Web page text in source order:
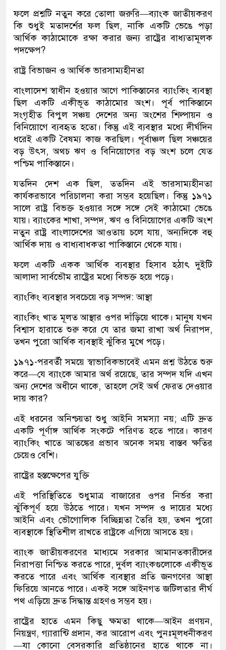
ফলে প্রশ্নটি নতুন করে তোলা জরুরি—ব্যাংক জাতীয়করণ
কি শুধুই মতাদর্শের ফল ছিল, নাকি একটি ভেঙে পড়া
আর্থিক কাঠামোকে রক্ষা করার জন্য রাষ্ট্রের বাধ্যতামূলক
পদক্ষেপ?
রাষ্ট্র বিভাজন ও আর্থিক ভারসাম্যহীনতা
বাংলাদেশ স্বাধীন হওয়ার আগে পাকিস্তানের ব্যাংকিং ব্যবস্থা
ছিল একটি একীভূত কাঠামোর অংশ। পূর্ব পাকিস্তানে
সংগৃহীত বিপুল সঞ্চয় দেশের অন্য অংশের শিল্পায়ন ও
বিনিয়োগে ব্যবহৃত হতো। কিন্তু এই ব্যবস্থার মধ্যে দীর্ঘদিন
ধরেই একটি বৈষম্য কাজ করছিল। পূর্বাঞ্চল ছিল সঞ্চয়ের
বড় উৎস, অথচ ঋণ ও বিনিয়োগের বড় অংশ চলে যেত
পশ্চিম পাকিস্তানে।
যতদিন দেশ এক ছিল, ততদিন এই ভারসাম্যহীনতা
কার্যকরভাবে পরিচালনা করা সম্ভব হয়েছিল। কিন্তু ১৯৭১
সালে রাষ্ট্র বিভক্ত হওয়ার সঙ্গে সঙ্গে সেই কাঠামো ভেঙে
যায়। ব্যাংকের শাখা, সম্পদ, ঋণ ও বিনিয়োগের একটি অংশ
নতুন রাষ্ট্র বাংলাদেশের আওতায় চলে যায়, অন্যদিকে বহু
আর্থিক দায় ও বাধ্যবাধকতা পাকিস্তানে থেকে যায়।
ফলে একটি একক আর্থিক ব্যবস্থার হিসাব হঠাৎ দুইটি
আলাদা সার্বভৌম রাষ্ট্রের মধ্যে বিভক্ত হয়ে পড়ে।
ব্যাংকিং ব্যবস্থার সবচেয়ে বড় সম্পদ: আস্থা
ব্যাংকিং খাত মূলত আস্থার ওপর দাঁড়িয়ে থাকে। মানুষ যখন
বিশ্বাস হারাতে শুরু করে যে তার জমা রাখা অর্থ নিরাপদ,
তখন পুরো আর্থিক ব্যবস্থাই ঝুঁকির মুখে পড়ে।
১৯৭১-পরবর্তী সময়ে স্বাভাবিকভাবেই এমন প্রশ্ন উঠতে শুরু
করে—যে ব্যাংকে আমার অর্থ রয়েছে, তার সম্পদ যদি এখন
অন্য দেশের অধীনে থাকে, তাহলে সেই অর্থ ফেরত দেওয়ার
দায় কার?
এই ধরনের অনিশ্চয়তা শুধু আইনি সমস্যা নয়; এটি দ্রুত
একটি পূর্ণাঙ্গ আর্থিক সংকটে পরিণত হতে পারে। কারণ
ব্যাংকিং খাতে আতঙ্কের প্রভাব অনেক সময় বাস্তব ক্ষতির
চেয়েও বেশি।
রাষ্ট্রের হস্তক্ষেপের যুক্তি
এই পরিস্থিতিতে শুধুমাত্র বাজারের ওপর নির্ভর করা
ঝুঁকিপূর্ণ হয়ে উঠতে পারে। যখন সম্পদ ও দায়ের মধ্যে
আইনি এবং ভৌগোলিক বিচ্ছিন্নতা তৈরি হয়, তখন পুরো
ব্যবস্থাকে স্থিতিশীল রাখতে রাষ্ট্রকে এগিয়ে আসতে হয়।
ব্যাংক জাতীয়করণের মাধ্যমে সরকার আমানতকারীদের
নিরাপত্তা নিশ্চিত করতে পারে, দুর্বল ব্যাংকগুলোকে একীভূত
করতে পারে এবং আর্থিক ব্যবস্থার প্রতি জনগণের আস্থা
ফিরিয়ে আনতে পারে। একই সঙ্গে আইনগত জটিলতার দীর্ঘ
পথ এড়িয়ে দ্রুত সিদ্ধান্ত গ্রহণও সম্ভব হয়।
রাষ্ট্রের হাতে এমন কিছু ক্ষমতা থাকে—আইন প্রণয়ন,
নিয়ন্ত্রণ, গ্যারান্টি প্রদান, কর আরোপ এবং পুনঃমূলধনীকরণ
—যা কোনো বেসরকারি প্রতিষ্ঠানের হাতে থাকে না।